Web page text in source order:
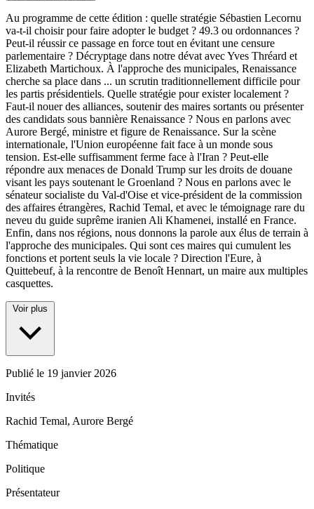
Au programme de cette édition : quelle stratégie Sébastien Lecornu
va-t-il choisir pour faire adopter le budget ? 49.3 ou ordonnances ?
Peut-il réussir ce passage en force tout en évitant une censure
parlementaire ? Décryptage dans notre dévat avec Yves Thréard et
Elizabeth Martichoux. À l'approche des municipales, Renaissance
cherche sa place dans ... un scrutin traditionnellement difficile pour
les partis présidentiels. Quelle stratégie pour exister localement ?
Faut-il nouer des alliances, soutenir des maires sortants ou présenter
des candidats sous bannière Renaissance ? Nous en parlons avec
Aurore Bergé, ministre et figure de Renaissance. Sur la scène
internationale, l'Union européenne fait face à un monde sous
tension. Est-elle suffisamment ferme face à l'Iran ? Peut-elle
répondre aux menaces de Donald Trump sur les droits de douane
visant les pays soutenant le Groenland ? Nous en parlons avec le
sénateur socialiste du Val-d'Oise et vice-président de la commission
des affaires étrangères, Rachid Temal, et avec le témoignage rare du
neveu du guide suprême iranien Ali Khamenei, installé en France.
Enfin, dans nos régions, nous donnons la parole aux élus de terrain à
l'approche des municipales. Qui sont ces maires qui cumulent les
fonctions et portent seuls la vie locale ? Direction l'Eure, à
Quittebeuf, à la rencontre de Benoît Hennart, un maire aux multiples
casquettes.
Voir plus
Publié le 19 janvier 2026
Invités
Rachid Temal, Aurore Bergé
Thématique
Politique
Présentateur